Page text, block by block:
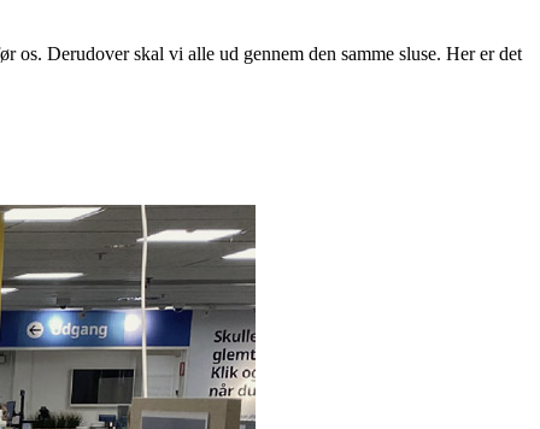
Derudover skal vi alle ud gennem den samme sluse. Her er det